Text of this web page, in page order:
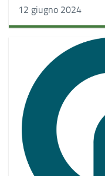
12 giugno 2024